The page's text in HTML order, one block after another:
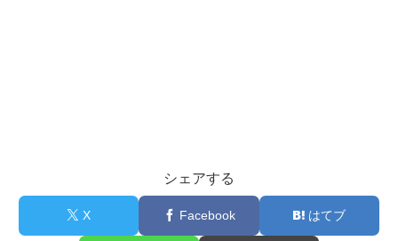
シェアする
X Facebook はてブ